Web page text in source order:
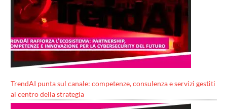
TrendAI punta sul canale: competenze, consulenza e servizi gestiti
al centro della strategia